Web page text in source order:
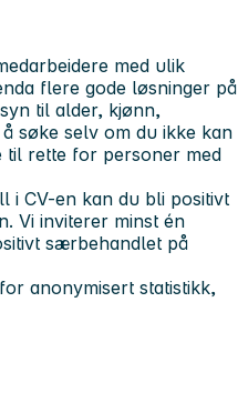
med ulik
flere gode løsninger på
til alder, kjønn,
søke selv om du ikke kan
til rette for personer med
i CV-en kan du bli positivt
Vi inviterer minst én
særbehandlet på
anonymisert statistikk,